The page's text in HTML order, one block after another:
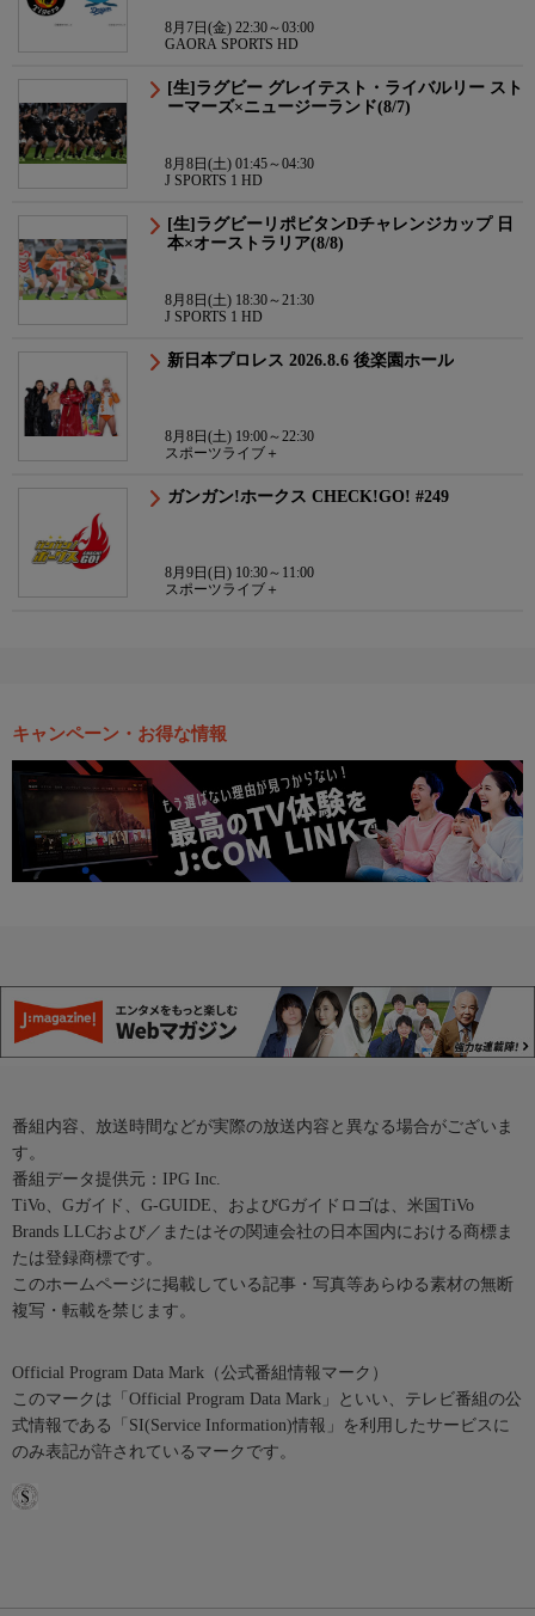
8月7日(金) 22:30～03:00
GAORA SPORTS HD
[生]ラグビー グレイテスト・ライバルリー スト
ーマーズ×ニュージーランド(8/7)
8月8日(土) 01:45～04:30
J SPORTS 1 HD
[生]ラグビーリポビタンDチャレンジカップ 日
本×オーストラリア(8/8)
8月8日(土) 18:30～21:30
J SPORTS 1 HD
新日本プロレス 2026.8.6 後楽園ホール
8月8日(土) 19:00～22:30
スポーツライブ＋
ガンガン!ホークス CHECK!GO! #249
8月9日(日) 10:30～11:00
スポーツライブ＋
キャンペーン・お得な情報
番組内容、放送時間などが実際の放送内容と異なる場合がございま
す。
番組データ提供元：IPG Inc.
TiVo、Gガイド、G-GUIDE、およびGガイドロゴは、米国TiVo
Brands LLCおよび／またはその関連会社の日本国内における商標ま
たは登録商標です。
このホームページに掲載している記事・写真等あらゆる素材の無断
複写・転載を禁じます。
Official Program Data Mark（公式番組情報マーク）
このマークは「Official Program Data Mark」といい、テレビ番組の公
式情報である「SI(Service Information)情報」を利用したサービスに
のみ表記が許されているマークです。